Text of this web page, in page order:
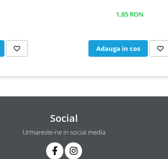
1,85 RON
Adauga in cos
Social
Urmareste-ne in social media